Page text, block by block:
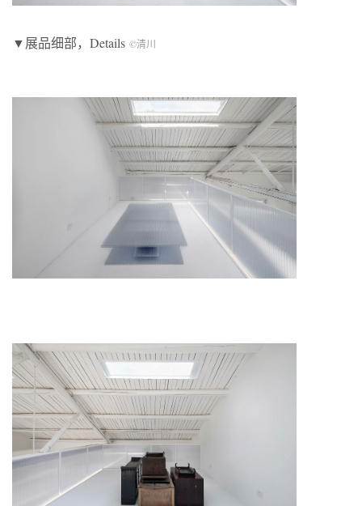
▼展品细部，Details ©清川